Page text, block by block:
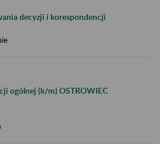
decyzji i korespondencji
ogólnej (k/m) OSTROWIEC